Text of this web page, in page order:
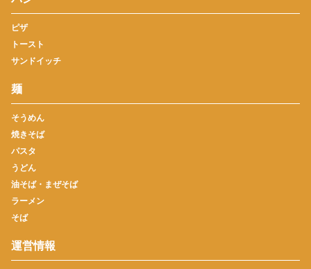
ピザ
トースト
サンドイッチ
麺
そうめん
焼きそば
パスタ
うどん
油そば・まぜそば
ラーメン
そば
運営情報